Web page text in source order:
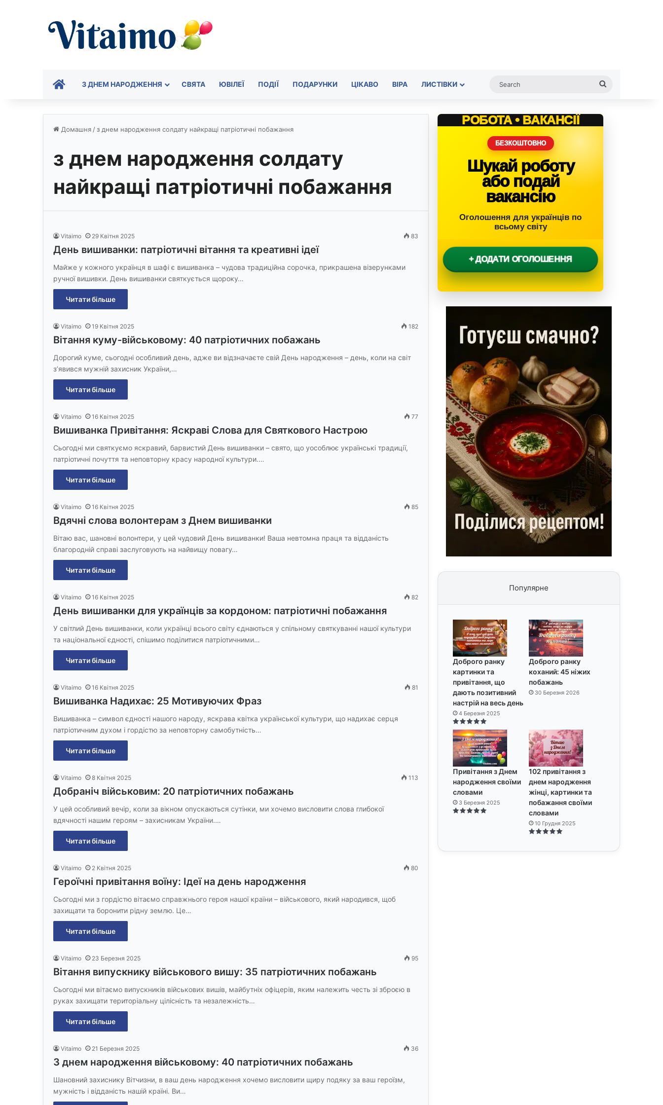
ГОЛОВНА
З ДНЕМ НАРОДЖЕННЯ СВЯТА ЮВІЛЕЇ ПОДІЇ ПОДАРУНКИ ЦІКАВО ВІРА ЛИСТІВКИ
Домашня /з днем народження солдату найкращі патріотичні побажання
з днем народження солдату
найкращі патріотичні побажання
Vitaimo 29 Квітня 2025 83
День вишиванки: патріотичні вітання та креативні ідеї
Майже у кожного українця в шафі є вишиванка – чудова традиційна сорочка, прикрашена візерунками
ручної вишивки. День вишиванки святкується щороку…
Читати більше
Vitaimo 19 Квітня 2025 182
Вітання куму-військовому: 40 патріотичних побажань
Дорогий куме, сьогодні особливий день, адже ви відзначаєте свій День народження – день, коли на світ
з’явився мужній захисник України,…
Читати більше
Vitaimo 16 Квітня 2025 77
Вишиванка Привітання: Яскраві Слова для Святкового Настрою
Сьогодні ми святкуємо яскравий, барвистий День вишиванки – свято, що уособлює українські традиції,
патріотичні почуття та неповторну красу народної культури.…
Читати більше
Vitaimo 16 Квітня 2025 85
Вдячні слова волонтерам з Днем вишиванки
Вітаю вас, шановні волонтери, у цей чудовий День вишиванки! Ваша невтомна праця та відданість
благородній справі заслуговують на найвищу повагу…
Читати більше
Vitaimo 16 Квітня 2025 82
День вишиванки для українців за кордоном: патріотичні побажання
У світлий День вишиванки, коли українці всього світу єднаються у спільному святкуванні нашої культури
та національної єдності, спішимо поділитися патріотичними…
Читати більше
Vitaimo 16 Квітня 2025 81
Вишиванка Надихає: 25 Мотивуючих Фраз
Вишиванка – символ єдності нашого народу, яскрава квітка української культури, що надихає серця
патріотичним духом і гордістю за неповторну самобутність…
Читати більше
Vitaimo 8 Квітня 2025 113
Добраніч військовим: 20 патріотичних побажань
У цей особливий вечір, коли за вікном опускаються сутінки, ми хочемо висловити слова глибокої
вдячності нашим героям – захисникам України.…
Читати більше
Vitaimo 2 Квітня 2025 80
Героїчні привітання воїну: Ідеї на день народження
Сьогодні ми з гордістю вітаємо справжнього героя нашої країни – військового, який народився, щоб
захищати та боронити рідну землю. Це…
Читати більше
Vitaimo 23 Березня 2025 95
Вітання випускнику військового вишу: 35 патріотичних побажань
Сьогодні ми вітаємо випускників військових вишів, майбутніх офіцерів, яким належить честь зі зброєю в
руках захищати територіальну цілісність та незалежність…
Читати більше
Vitaimo 21 Березня 2025 36
З днем народження військовому: 40 патріотичних побажань
Шановний захиснику Вітчизни, в ваш день народження хочемо висловити щиру подяку за ваш героїзм,
мужність і відданість нашій країні. Ви…
РОБОТА • ВАКАНСІЇ
БЕЗКОШТОВНО
Шукай роботу
або подай
вакансію
Оголошення для українців по
всьому світу
+ ДОДАТИ ОГОЛОШЕННЯ
Популярне
Доброго ранку
картинки та
привітання, що
дають позитивний
настрій на весь день
4 Березня 2025
Доброго ранку
коханий: 45 ніжих
побажань
30 Березня 2026
Привітання з Днем
народження своїми
словами
3 Березня 2025
102 привітання з
днем народження
жінці, картинки та
побажання своїми
словами
10 Грудня 2025